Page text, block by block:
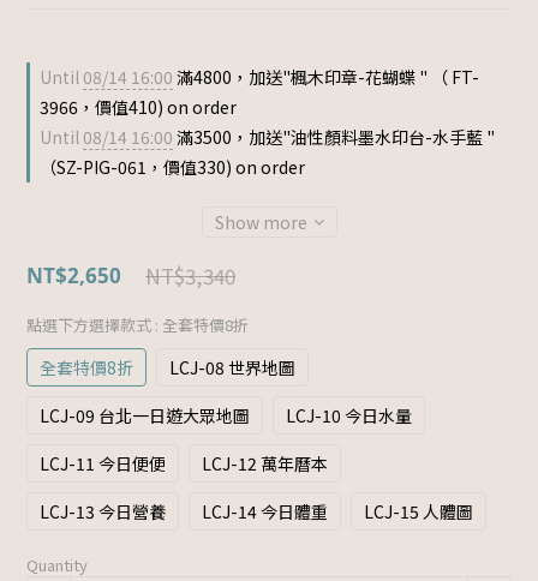
Until 08/14 16:00 滿4800，加送"楓木印章-花蝴蝶 " （ FT-
3966，價值410) on order
Until 08/14 16:00 滿3500，加送"油性顏料墨水印台-水手藍 "
（SZ-PIG-061，價值330) on order
Show more
NT$3,340
NT$2,650
點選下方選擇款式 : 全套特價8折
全套特價8折
LCJ-08 世界地圖
LCJ-09 台北一日遊大眾地圖
LCJ-10 今日水量
LCJ-11 今日便便
LCJ-12 萬年曆本
LCJ-13 今日營養
LCJ-14 今日體重 LCJ-15 人體圖
Quantity